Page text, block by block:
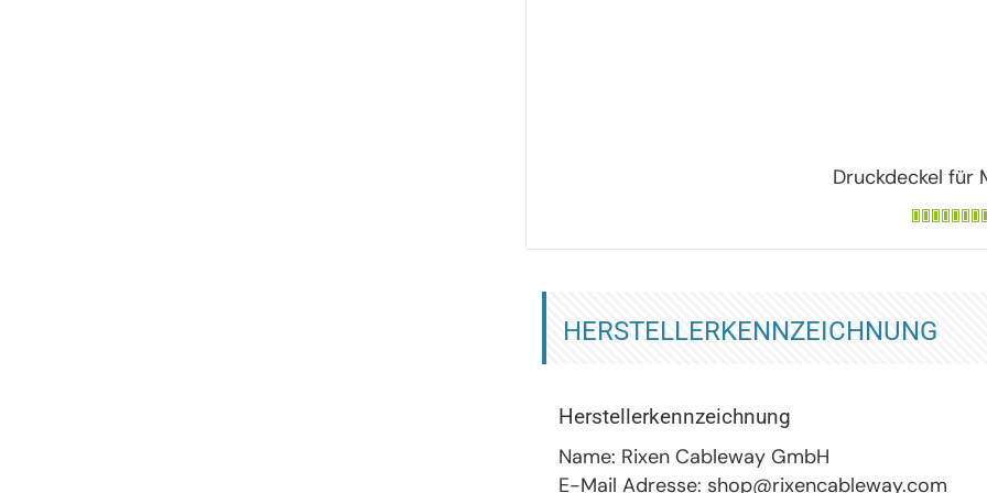
Druckdeckel für
HERSTELLERKENNZEICHNUNG
Herstellerkennzeichnung
Name: Rixen Cableway GmbH
E-Mail Adresse: shop@rixencableway.com